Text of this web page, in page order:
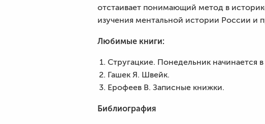
отстаивает понимающий метод в
изучения ментальной истории России и
Любимые книги:
Стругацкие. Понедельник начинается в
Гашек Я. Швейк.
Ерофеев В. Записные книжки.
Библиография